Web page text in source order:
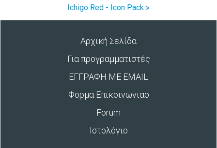
Ichigo Red - Icon Pack »
Αρχική Σελίδα
Για προγραμματιστές
ΕΓΓΡΑΦΗ ΜΕ EMAIL
Φορμα Επικοινωνιασ
Forum
Ιστολόγιο